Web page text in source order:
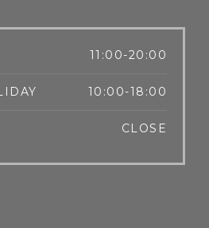
11:00-20:00
10:00-18:00
CLOSE